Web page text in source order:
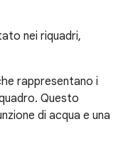
nei riquadri,
rappresentano i
Questo
di acqua e una